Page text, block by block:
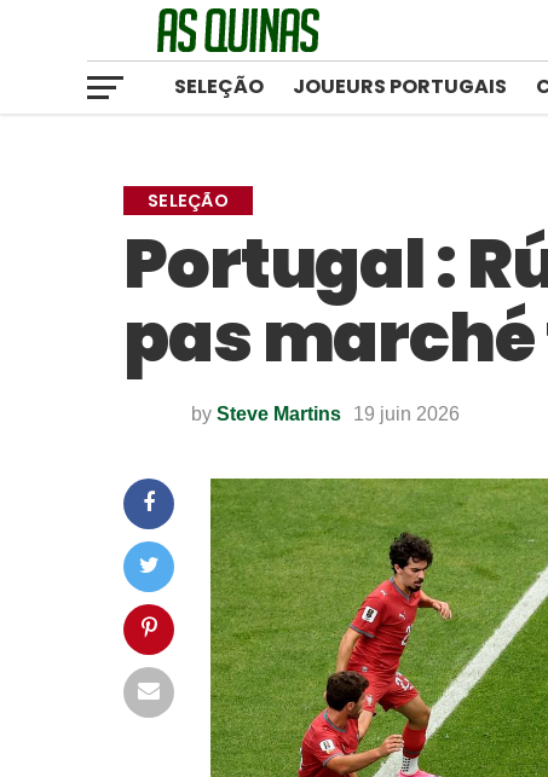
SELEÇÃO JOUEURS PORTUGAIS
SELEÇÃO
Portugal :
pas marché
by Steve Martins 19 juin 2026